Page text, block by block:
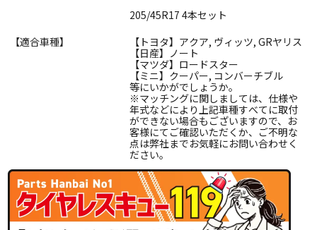
205/45R17 4本セット
【適合車種】
【トヨタ】アクア, ヴィッツ, GRヤリス
【日産】ノート
【マツダ】ロードスター
【ミニ】クーパー, コンバーチブル
等にいかがでしょうか。
※マッチングに関しましては、仕様や
年式などにより上記車種すべてに取付
ができない場合もございますので、お
客様にてご確認いただくか、ご不明な
点は弊社までお気軽にお問い合わせく
ださい。